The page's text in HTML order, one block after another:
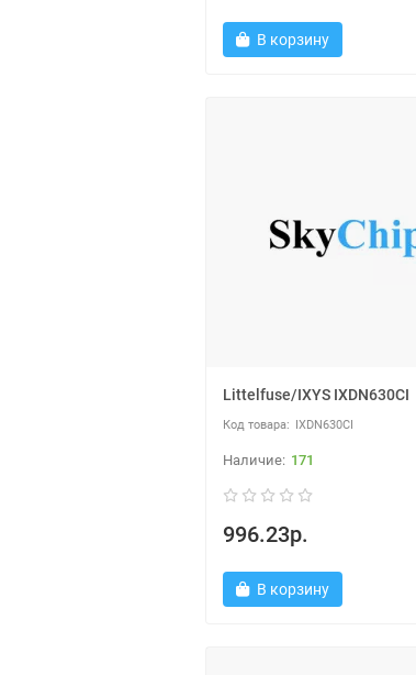
В корзину
Littelfuse/IXYS IXDN630CI
IXDN630CI
171
996.23р.
В корзину